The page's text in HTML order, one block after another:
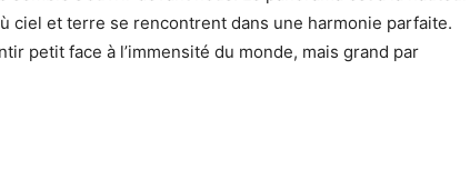
ciel et terre se rencontrent dans une harmonie parfaite.
petit face à l’immensité du monde, mais grand par